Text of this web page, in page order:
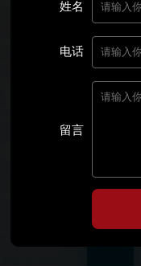
姓名
电话
留言